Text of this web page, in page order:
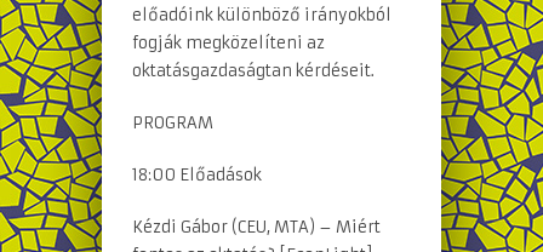
előadóink különböző irányokból
fogják megközelíteni az
oktatásgazdaságtan kérdéseit.
PROGRAM
18:00 Előadások
Kézdi Gábor (CEU, MTA) – Miért